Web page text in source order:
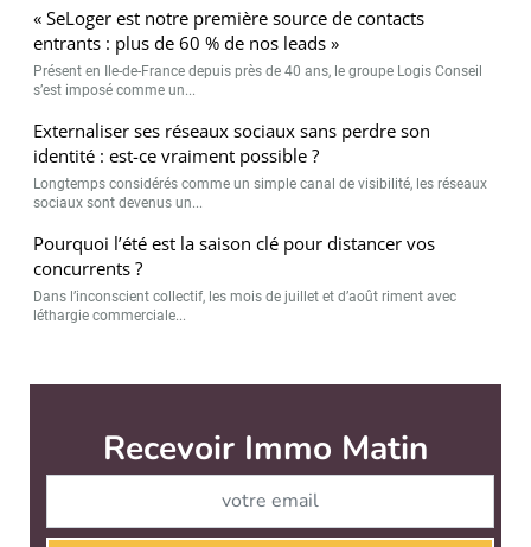
« SeLoger est notre première source de contacts
entrants : plus de 60 % de nos leads »
Présent en Ile-de-France depuis près de 40 ans, le groupe Logis Conseil
s’est imposé comme un...
Externaliser ses réseaux sociaux sans perdre son
identité : est-ce vraiment possible ?
Longtemps considérés comme un simple canal de visibilité, les réseaux
sociaux sont devenus un...
Pourquoi l’été est la saison clé pour distancer vos
concurrents ?
Dans l’inconscient collectif, les mois de juillet et d’août riment avec
léthargie commerciale...
Immo Matin est édité par